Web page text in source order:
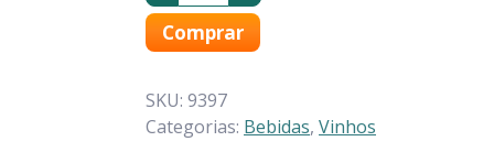
Comprar
SKU: 9397
Categorias: Bebidas, Vinhos